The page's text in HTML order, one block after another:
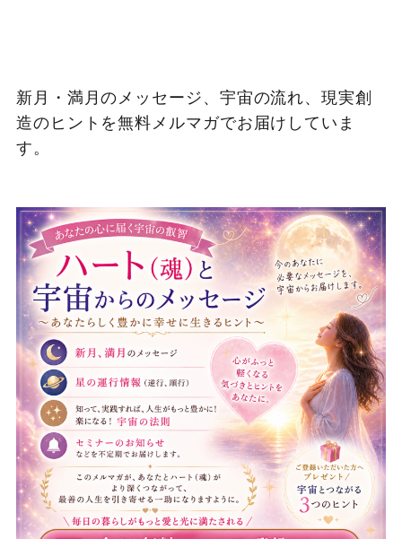
新月・満月のメッセージ、宇宙の流れ、現実創
造のヒントを無料メルマガでお届けしていま
す。